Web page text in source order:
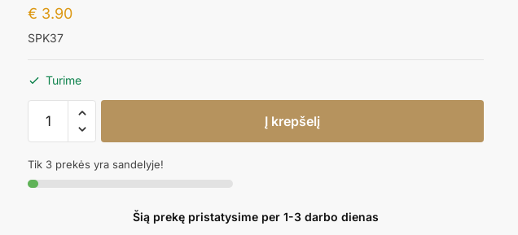
€ 3.90
SPK37
Turime
produkto
kiekis:
servetėlės
GAMEPAD
Į krepšelį
Tik 3 prekės yra sandelyje!
Šią prekę pristatysime per 1-3 darbo dienas